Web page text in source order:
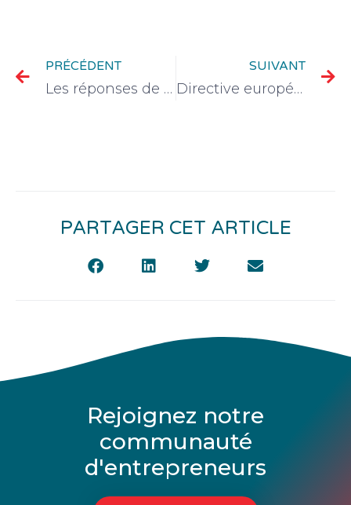
PRÉCÉDENT
Les réponses de l’Europe face à la concurrence déloyale chinoise
SUIVANT
Directive européenne sur la réparation : quelles évolutions pour les fabricants et les consommateurs ?
PARTAGER CET ARTICLE
Rejoignez notre
communauté
d'entrepreneurs